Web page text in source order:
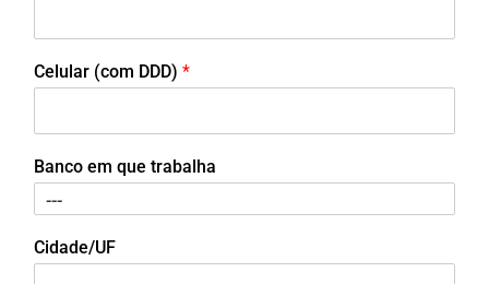
Celular (com DDD) *
Banco em que trabalha
Cidade/UF